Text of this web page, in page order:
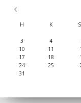
H K
3
4
10
11
17
18
24
25
31